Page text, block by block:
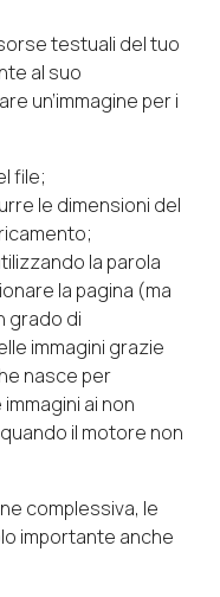
testuali del tuo
al suo
un’immagine per i
file;
le dimensioni del
la parola
la pagina (ma
grado di
immagini grazie
nasce per
ai non
il motore non
complessiva, le
importante anche